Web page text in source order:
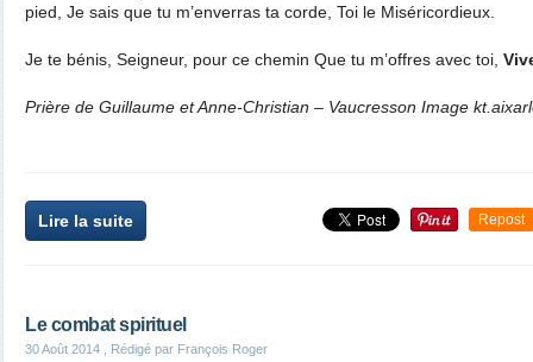
pied, Je sais que tu m’enverras ta corde, Toi le Miséricordieux.
Je te bénis, Seigneur, pour ce chemin Que tu m’offres avec toi,
Prière de Guillaume et Anne-Christian – Vaucresson Image
Lire la suite Repost
Le combat spirituel
30 Août 2014 , Rédigé par François Roger